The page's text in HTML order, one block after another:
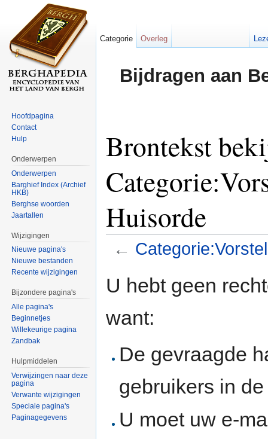
Bijdragen aan
Brontekst
Huisorde
←
U hebt geen
want:
De gevraagde
gebruikers in
U moet uw e-
Categorie Overleg
Hoofdpagina
Contact
Hulp
Onderwerpen
Onderwerpen
Barghief Index (Archief
HKB)
Berghse woorden
Jaartallen
Wijzigingen
Nieuwe pagina's
Nieuwe bestanden
Recente wijzigingen
Bijzondere pagina's
Alle pagina's
Beginnetjes
Willekeurige pagina
Zandbak
Hulpmiddelen
Verwijzingen naar deze
pagina
Verwante wijzigingen
Speciale pagina's
Paginagegevens